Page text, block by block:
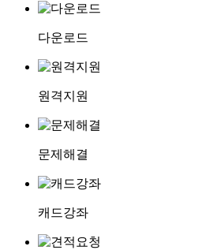
다운로드
원격지원
문제해결
캐드강좌